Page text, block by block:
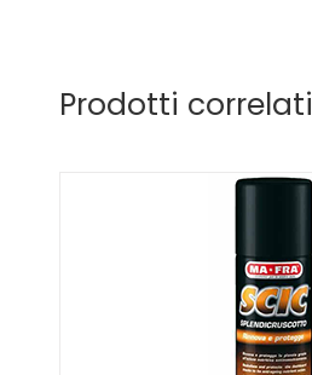
Prodotti correlati